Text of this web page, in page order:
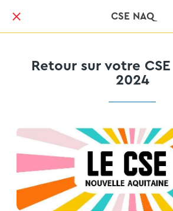
CSE NAQ
Retour sur votre
2024